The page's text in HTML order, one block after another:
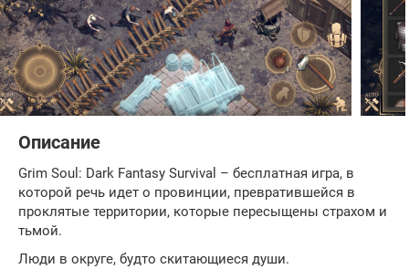
Описание
Grim Soul: Dark Fantasy Survival – бесплатная игра, в
которой речь идет о провинции, превратившейся в
проклятые территории, которые пересыщены страхом и
тьмой.
Люди в округе, будто скитающиеся души.